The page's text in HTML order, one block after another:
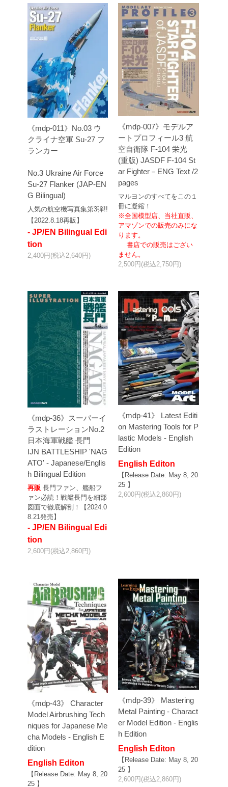
《mdp-011》No.03 ウ
クライナ空軍 Su-27 フ
ランカー
No.3 Ukraine Air Force
Su-27 Flanker (JAP-EN
G Bilingual)
人気の航空機写真集第3弾!!
【2022.8.18再販】
- JP/EN Bilingual Edi
tion
2,400円(税込2,640円)
《mdp-007》モデルア
ートプロフィール3 航
空自衛隊 F-104 栄光
(重版) JASDF F-104 St
ar Fighter－ENG Text /2
pages
マルヨンのすべてをこの１
冊に凝縮！
※全国模型店、当社直販、
アマゾンでの販売のみにな
ります。
書店での販売はござい
ません。
2,500円(税込2,750円)
《mdp-36》スーパーイ
ラストレーションNo.2
日本海軍戦艦 長門
IJN BATTLESHIP 'NAG
ATO' - Japanese/Englis
h Bilingual Edition
再販 長門ファン、艦船フ
ァン必読！戦艦長門を細部
図面で徹底解剖！【2024.0
8.21発売】
- JP/EN Bilingual Edi
tion
2,600円(税込2,860円)
《mdp-41》 Latest Editi
on Mastering Tools for P
lastic Models - English
Edition
English Editon
【Release Date: May 8, 20
25 】
2,600円(税込2,860円)
《mdp-43》 Character
Model Airbrushing Tech
niques for Japanese Me
cha Models - English E
dition
English Editon
【Release Date: May 8, 20
25 】
《mdp-39》 Mastering
Metal Painting - Charact
er Model Edition - Englis
h Edition
English Editon
【Release Date: May 8, 20
25 】
2,600円(税込2,860円)